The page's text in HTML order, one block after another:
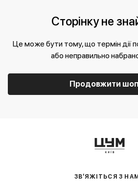
Сторінку не
Це може бути тому, що термін дії
або неправильно
Продовжити
ЗВ’ЯЖІТЬСЯ З